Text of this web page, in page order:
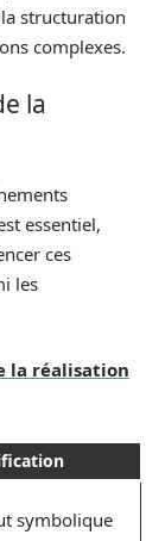
structuration
complexes.
la
essentiel,
ces
les
la réalisation
symbolique